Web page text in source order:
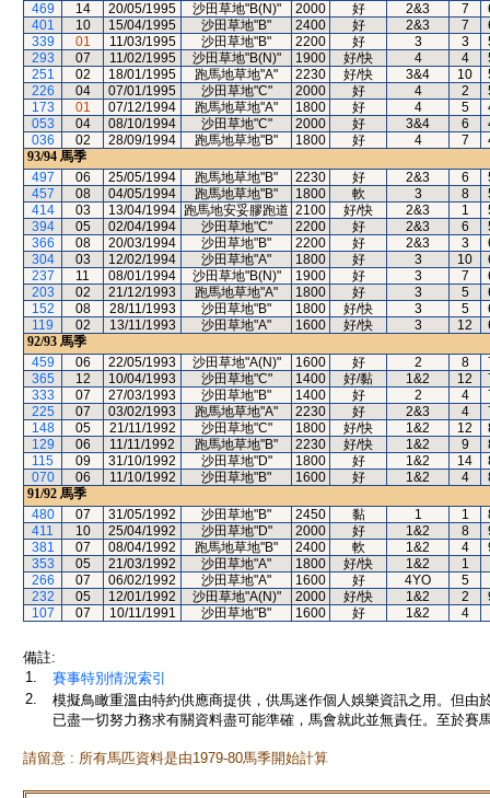
469
14 20/05/1995 沙田草地"B(N)" 2000 好 2&3 7
401
10 15/04/1995 沙田草地"B" 2400 好 2&3 7
339
01 11/03/1995 沙田草地"B" 2200 好 3 3
293
07 11/02/1995 沙田草地"B(N)" 1900 好/快 4 4
251
02 18/01/1995 跑馬地草地"A" 2230 好/快 3&4 10
226
04 07/01/1995 沙田草地"C" 2000 好 4 2
173
01 07/12/1994 跑馬地草地"A" 1800 好 4 5
053
04 08/10/1994 沙田草地"C" 2000 好 3&4 6
036
02 28/09/1994 跑馬地草地"B" 1800 好 4 7
93/94 馬季
497
06 25/05/1994 跑馬地草地"B" 2230 好 2&3 6
457
08 04/05/1994 跑馬地草地"B" 1800 軟 3 8
414
03 13/04/1994 跑馬地安妥膠跑道 2100 好/快 2&3 1
394
05 02/04/1994 沙田草地"C" 2200 好 2&3 6
366
08 20/03/1994 沙田草地"B" 2200 好 2&3 3
304
03 12/02/1994 沙田草地"A" 1800 好 3 10
237
11 08/01/1994 沙田草地"B(N)" 1900 好 3 7
203
02 21/12/1993 跑馬地草地"A" 1800 好 3 5
152
08 28/11/1993 沙田草地"B" 1800 好/快 3 5
119
02 13/11/1993 沙田草地"A" 1600 好/快 3 12
92/93 馬季
459
06 22/05/1993 沙田草地"A(N)" 1600 好 2 8
365
12 10/04/1993 沙田草地"C" 1400 好/黏 1&2 12
333
07 27/03/1993 沙田草地"B" 1400 好 2 4
225
07 03/02/1993 跑馬地草地"A" 2230 好 2&3 4
148
05 21/11/1992 沙田草地"C" 1800 好/快 1&2 12
129
06 11/11/1992 跑馬地草地"B" 2230 好/快 1&2 9
115
09 31/10/1992 沙田草地"D" 1800 好 1&2 14
070
06 11/10/1992 沙田草地"B" 1600 好 1&2 4
91/92 馬季
480
07 31/05/1992 沙田草地"B" 2450 黏 1 1
411
10 25/04/1992 沙田草地"D" 2000 好 1&2 8
381
07 08/04/1992 跑馬地草地"B" 2400 軟 1&2 4
353
05 21/03/1992 沙田草地"A" 1800 好/快 1&2
1
266
07 06/02/1992 沙田草地"A" 1600 好 4YO
5
232
05 12/01/1992 沙田草地"A(N)" 2000 好/快 1&2 2
107
07 10/11/1991 沙田草地"B" 1600 好 1&2 4
備註:
1.
賽事特別情況索引
2.
模擬鳥瞰重溫由特約供應商提供，供馬迷作個人娛樂資訊之用。但
已盡一切努力務求有關資料盡可能準確，馬會就此並無責任。至於賽
請留意 : 所有馬匹資料是由1979-80馬季開始計算